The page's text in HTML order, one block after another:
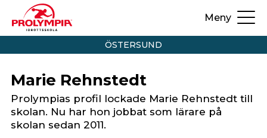
ÖSTERSUND
Meny
Marie Rehnstedt
Prolympias profil lockade Marie Rehnstedt till
skolan. Nu har hon jobbat som lärare på
skolan sedan 2011.